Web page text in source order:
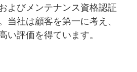
よびメンテナンス資格認証
当社は顧客を第一に考え、
い評価を得ています。